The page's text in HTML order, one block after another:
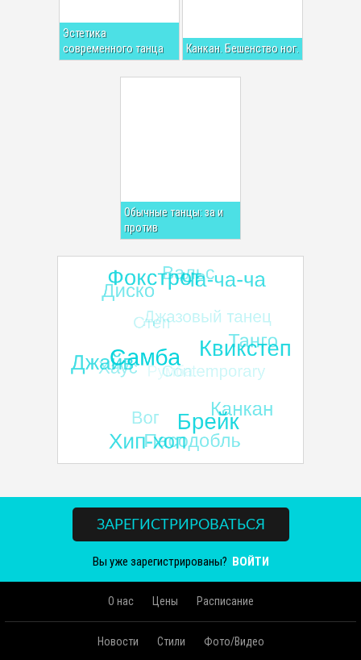
Эстетика
современного танца
Канкан. Бешенство ног.
Обычные танцы: за и
против
ЗАРЕГИСТРИРОВАТЬСЯ
Вы уже зарегистрированы? ВОЙТИ
О нас Цены Расписание
Новости Стили Фото/Видео